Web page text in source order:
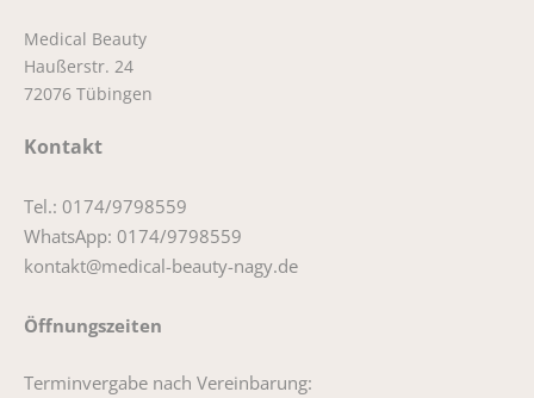
Medical Beauty
Haußerstr. 24
72076 Tübingen
Kontakt
Tel.: 0174/9798559
WhatsApp: 0174/9798559
kontakt@medical-beauty-nagy.de
Öffnungszeiten
Terminvergabe nach Vereinbarung: